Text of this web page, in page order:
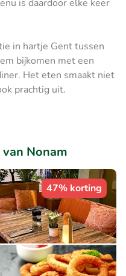
is daardoor elke keer
in hartje Gent tussen
bijkomen met een
Het eten smaakt niet
prachtig uit.
Nonam
47% korting